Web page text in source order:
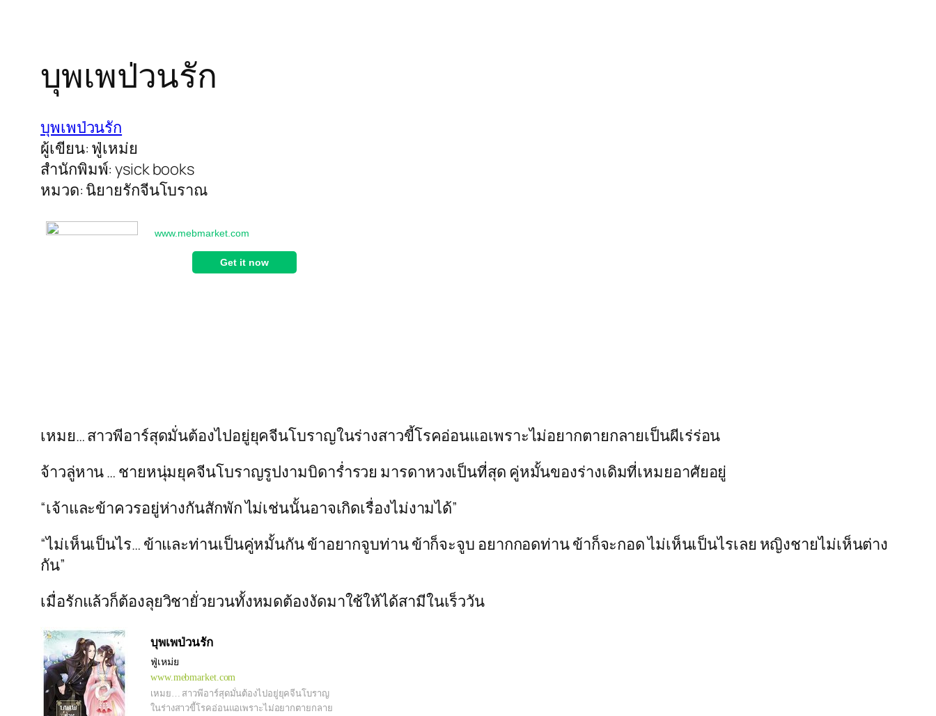
บุพเพป่วนรัก
บุพเพป่วนรัก
ผู้เขียน: ฟู่เหม่ย
สำนักพิมพ์: ysick books
หมวด: นิยายรักจีนโบราณ
เหมย… สาวพีอาร์สุดมั่นต้องไปอยู่ยุคจีนโบราญในร่างสาวขี้โรคอ่อนแอเพราะไม่อยากตายกลายเป็นผีเร่ร่อน
จ้าวลู่หาน … ชายหนุ่มยุคจีนโบราญรูปงามบิดาร่ำรวย มารดาหวงเป็นที่สุด คู่หมั้นของร่างเดิมที่เหมยอาศัยอยู่
“เจ้าและข้าควรอยู่ห่างกันสักพัก ไม่เช่นนั้นอาจเกิดเรื่องไม่งามได้”
“ไม่เห็นเป็นไร… ข้าและท่านเป็นคู่หมั้นกัน ข้าอยากจูบท่าน ข้าก็จะจูบ อยากกอดท่าน ข้าก็จะกอด ไม่เห็นเป็นไรเลย หญิงชายไม่เห็นต่าง
กัน”
เมื่อรักแล้วก็ต้องลุยวิชายั่วยวนทั้งหมดต้องงัดมาใช้ให้ได้สามีในเร็ววัน
บุพเพป่วนรัก
ฟู่เหม่ย
www.mebmarket.com
เหมย… สาวพีอาร์สุดมั่นต้องไปอยู่ยุคจีนโบราญ
ในร่างสาวขี้โรคอ่อนแอเพราะไม่อยากตายกลาย